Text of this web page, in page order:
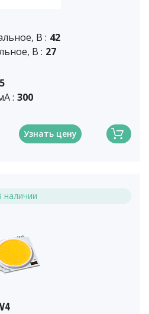
В : 42
В : 27
: 300
Узнать цену
наличии